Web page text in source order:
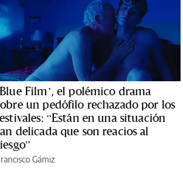
Film’, el polémico drama
un pedófilo rechazado por los
“Están en una situación
delicada que son reacios al
Gámiz